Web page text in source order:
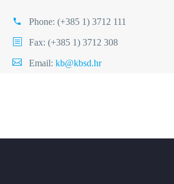
Phone: (+385 1) 3712 111
Fax: (+385 1) 3712 308
Email: kb@kbsd.hr